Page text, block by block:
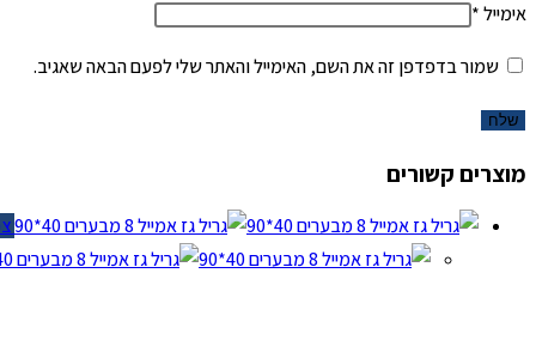
אימייל*
שמור בדפדפן זה את השם, האימייל והאתר שלי לפעם הבאה שאגיב.
מוצרים קשורים